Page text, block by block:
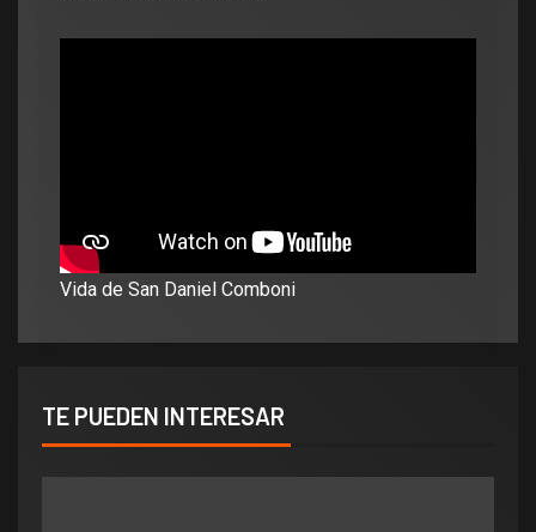
Vida de San Daniel Comboni
TE PUEDEN INTERESAR